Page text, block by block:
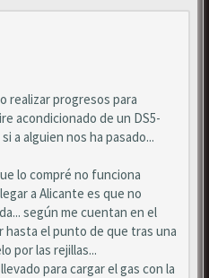
realizar progresos para
acondicionado de un DS5-
a alguien nos ha pasado...
lo compré no funciona
a Alicante es que no
según me cuentan en el
hasta el punto de que tras una
por las rejillas...
para cargar el gas con la